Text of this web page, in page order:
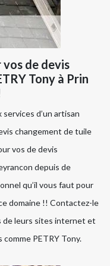
de devis
Tony à Prin
d’un artisan
changement de tuile
vos de devis
depuis de
qu’il vous faut pour
domaine !! Contactez-le
de leurs sites internet et
PETRY Tony.